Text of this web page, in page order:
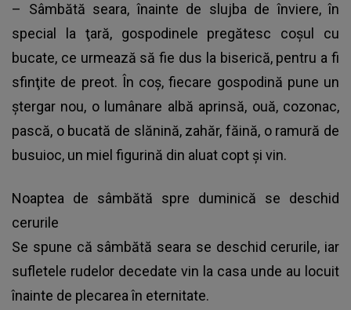
– Sâmbătă seara, înainte de slujba de înviere, în
special la ţară, gospodinele pregătesc coşul cu
bucate, ce urmează să fie dus la biserică, pentru a fi
sfinţite de preot. În coş, fiecare gospodină pune un
ştergar nou, o lumânare albă aprinsă, ouă, cozonac,
pască, o bucată de slănină, zahăr, făină, o ramură de
busuioc, un miel figurină din aluat copt şi vin.
Noaptea de sâmbătă spre duminică se deschid
cerurile
Se spune că sâmbătă seara se deschid cerurile, iar
sufletele rudelor decedate vin la casa unde au locuit
înainte de plecarea în eternitate.